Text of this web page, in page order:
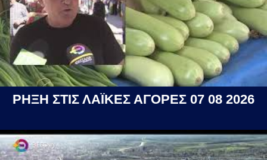
ΡΗΞΗ ΣΤΙΣ ΛΑΪΚΕΣ ΑΓΟΡΕΣ 07 08 2026